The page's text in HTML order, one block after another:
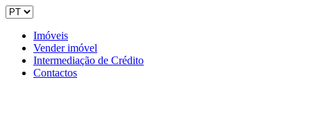
Imóveis
Vender imóvel
Intermediação de Crédito
Contactos